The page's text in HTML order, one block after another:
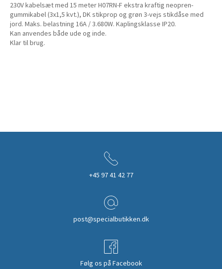
230V kabelsæt med 15 meter H07RN-F ekstra kraftig neopren-
gummikabel (3x1,5 kvt.), DK stikprop og grøn 3-vejs stikdåse med
jord. Maks. belastning 16A / 3.680W. Kaplingsklasse IP20.
Kan anvendes både ude og inde.
Klar til brug.
+45 97 41 42 77
post@specialbutikken.dk
Følg os på Facebook